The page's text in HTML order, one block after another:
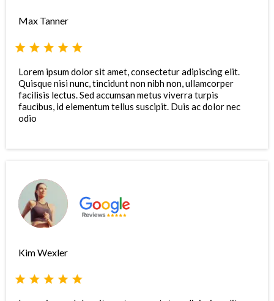
Max Tanner
Lorem ipsum dolor sit amet, consectetur adipiscing elit.
Quisque nisi nunc, tincidunt non nibh non, ullamcorper
facilisis lectus. Sed accumsan metus viverra turpis
faucibus, id elementum tellus suscipit. Duis ac dolor nec
odio
Kim Wexler